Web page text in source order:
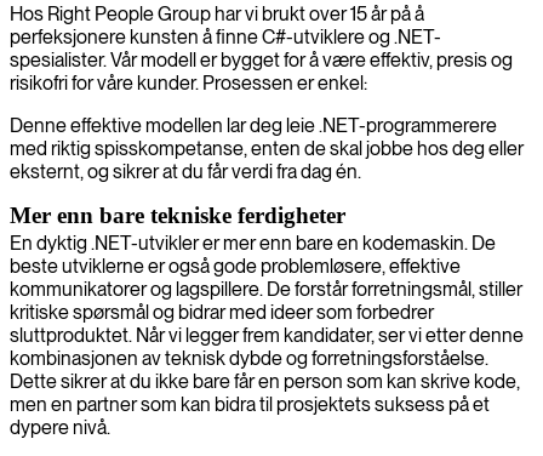
Hos Right People Group har vi brukt over 15 år på å
perfeksjonere kunsten å finne C#-utviklere og .NET-
spesialister. Vår modell er bygget for å være effektiv, presis og
risikofri for våre kunder. Prosessen er enkel:
Denne effektive modellen lar deg leie .NET-programmerere
med riktig spisskompetanse, enten de skal jobbe hos deg eller
eksternt, og sikrer at du får verdi fra dag én.
Mer enn bare tekniske ferdigheter
En dyktig .NET-utvikler er mer enn bare en kodemaskin. De
beste utviklerne er også gode problemløsere, effektive
kommunikatorer og lagspillere. De forstår forretningsmål, stiller
kritiske spørsmål og bidrar med ideer som forbedrer
sluttproduktet. Når vi legger frem kandidater, ser vi etter denne
kombinasjonen av teknisk dybde og forretningsforståelse.
Dette sikrer at du ikke bare får en person som kan skrive kode,
men en partner som kan bidra til prosjektets suksess på et
dypere nivå.